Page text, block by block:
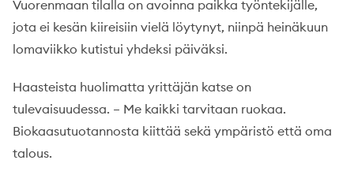
Vuorenmaan tilalla on avoinna paikka työntekijälle,
jota ei kesän kiireisiin vielä löytynyt, niinpä heinäkuun
lomaviikko kutistui yhdeksi päiväksi.
Haasteista huolimatta yrittäjän katse on
tulevaisuudessa. – Me kaikki tarvitaan ruokaa.
Biokaasutuotannosta kiittää sekä ympäristö että oma
talous.